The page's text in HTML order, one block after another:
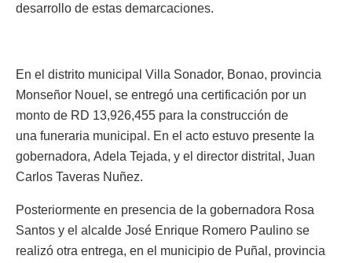
desarrollo de estas demarcaciones.
En el distrito municipal Villa Sonador, Bonao, provincia
Monseñor Nouel, se entregó una certificación por un
monto de RD 13,926,455 para la construcción de
una funeraria municipal. En el acto estuvo presente la
gobernadora, Adela Tejada, y el director distrital, Juan
Carlos Taveras Nuñez.
Posteriormente en presencia de la gobernadora Rosa
Santos y el alcalde José Enrique Romero Paulino se
realizó otra entrega, en el municipio de Puñal, provincia